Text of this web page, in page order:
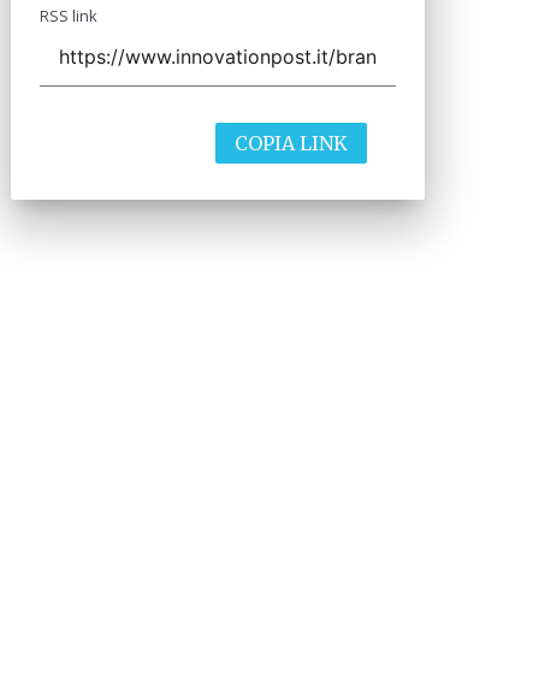
RSS link
COPIA LINK